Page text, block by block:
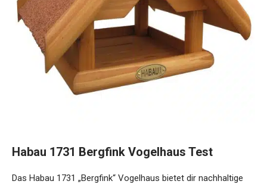
Habau 1731 Bergfink Vogelhaus Test
Das Habau 1731 „Bergfink“ Vogelhaus bietet dir nachhaltige